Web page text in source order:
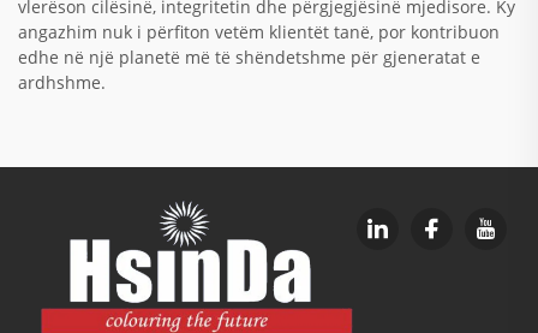
vlerëson cilësinë, integritetin dhe përgjegjësinë mjedisore. Ky
angazhim nuk i përfiton vetëm klientët tanë, por kontribuon
edhe në një planetë më të shëndetshme për gjeneratat e
ardhshme.